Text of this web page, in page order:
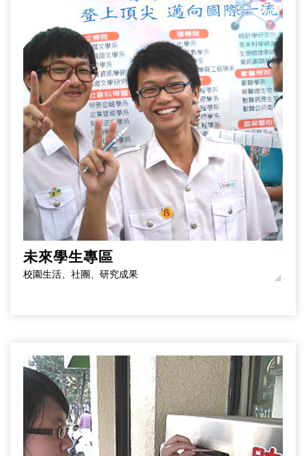
未來學生專區
校園生活、社團、研究成果